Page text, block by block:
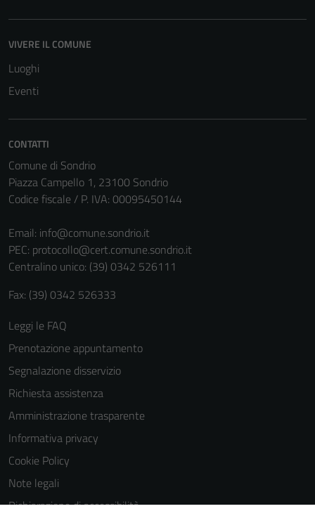
VIVERE IL COMUNE
Luoghi
Eventi
CONTATTI
Comune di Sondrio
Piazza Campello 1, 23100 Sondrio
Codice fiscale / P. IVA: 00095450144
Email: info@comune.sondrio.it
PEC: protocollo@cert.comune.sondrio.it
Centralino unico: (39) 0342 526111
Fax: (39) 0342 526333
Leggi le FAQ
Prenotazione appuntamento
Segnalazione disservizio
Richiesta assistenza
Amministrazione trasparente
Informativa privacy
Cookie Policy
Note legali
Dichiarazione di accessibilità
Tecnici